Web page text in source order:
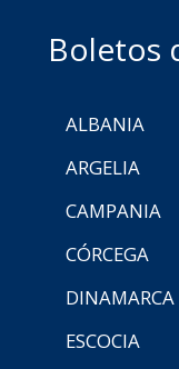
Boletos
ALBANIA
ARGELIA
CAMPANIA
CÓRCEGA
DINAMARCA
ESCOCIA